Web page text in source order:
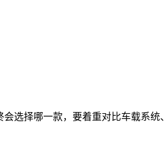
选择哪一款，要着重对比车载系统